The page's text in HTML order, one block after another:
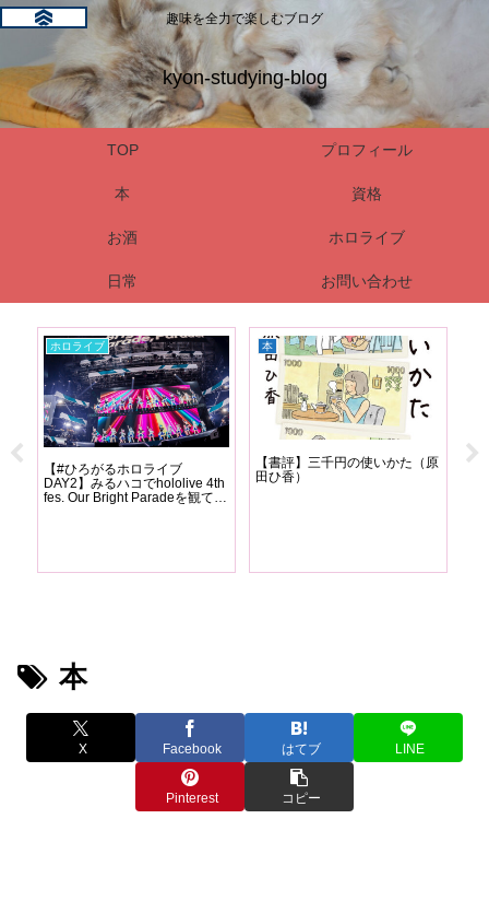
趣味を全力で楽しむブログ
kyon-studying-blog
TOP プロフィール
本 資格
お酒 ホロライブ
日常 お問い合わせ
ホロライブ
【#ひろがるホロライブ
DAY2】みるハコでhololive 4th
fes. Our Bright Paradeを観てき
本
【書評】三千円の使いかた（原
田ひ香）
危
本
X Facebook はてブ LINE
Pinterest コピー